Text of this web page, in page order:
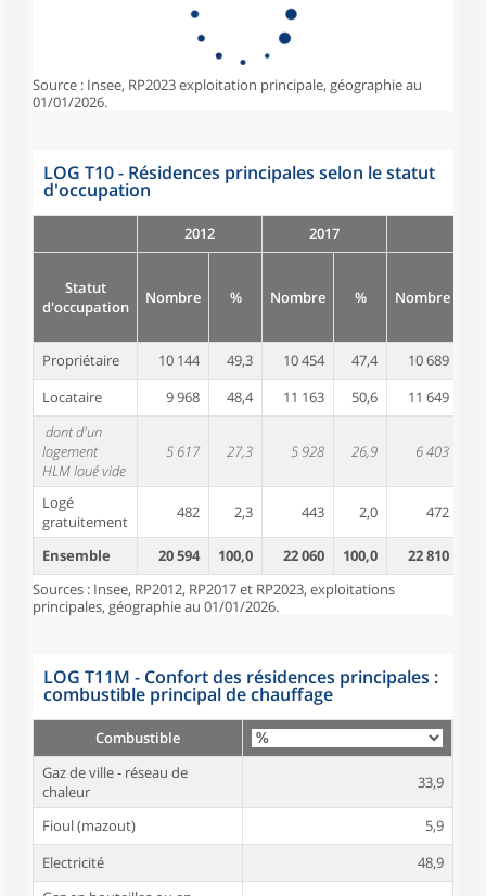
Source : Insee, RP2023 exploitation principale, géographie au
01/01/2026.
LOG T10 - Résidences principales selon le statut
d'occupation
2012 2017
Statut
d'occupation
Nombre % Nombre % Nombre
Propriétaire 10 144 49,3 10 454 47,4 10 689
Locataire
9 968 48,4 11 163 50,6 11 649
dont d'un
logement
HLM loué vide
5 617 27,3 5 928 26,9 6 403
Logé
gratuitement
482 2,3 443 2,0 472
Ensemble 20 594 100,0 22 060 100,0 22 810
Sources : Insee, RP2012, RP2017 et RP2023, exploitations
principales, géographie au 01/01/2026.
LOG T11M - Confort des résidences principales :
combustible principal de chauffage
Combustible
Gaz de ville - réseau de
chaleur
33,9
Fioul (mazout)
5,9
Electricité
48,9